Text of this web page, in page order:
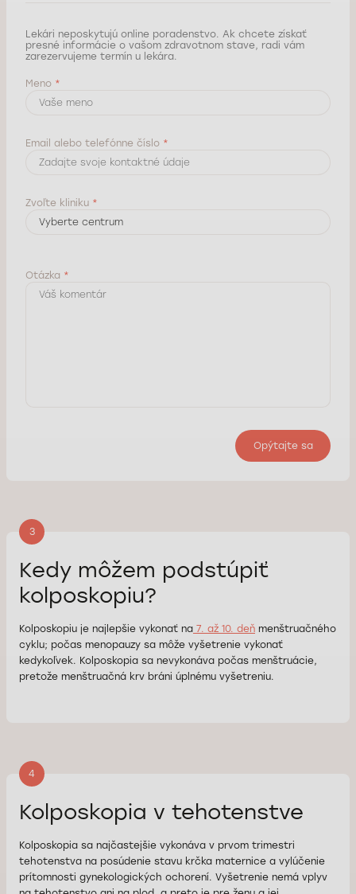
Lekári neposkytujú online poradenstvo. Ak chcete získať
presné informácie o vašom zdravotnom stave, radi vám
zarezervujeme termín u lekára.
Meno *
Email alebo telefónne číslo *
Zvoľte kliniku *
Otázka *
Opýtajte sa
3
Kedy môžem podstúpiť
kolposkopiu?
Kolposkopiu je najlepšie vykonať na 7. až 10. deň menštruačného
cyklu; počas menopauzy sa môže vyšetrenie vykonať
kedykoľvek. Kolposkopia sa nevykonáva počas menštruácie,
pretože menštruačná krv bráni úplnému vyšetreniu.
4
Kolposkopia v tehotenstve
Kolposkopia sa najčastejšie vykonáva v prvom trimestri
tehotenstva na posúdenie stavu krčka maternice a vylúčenie
prítomnosti gynekologických ochorení. Vyšetrenie nemá vplyv